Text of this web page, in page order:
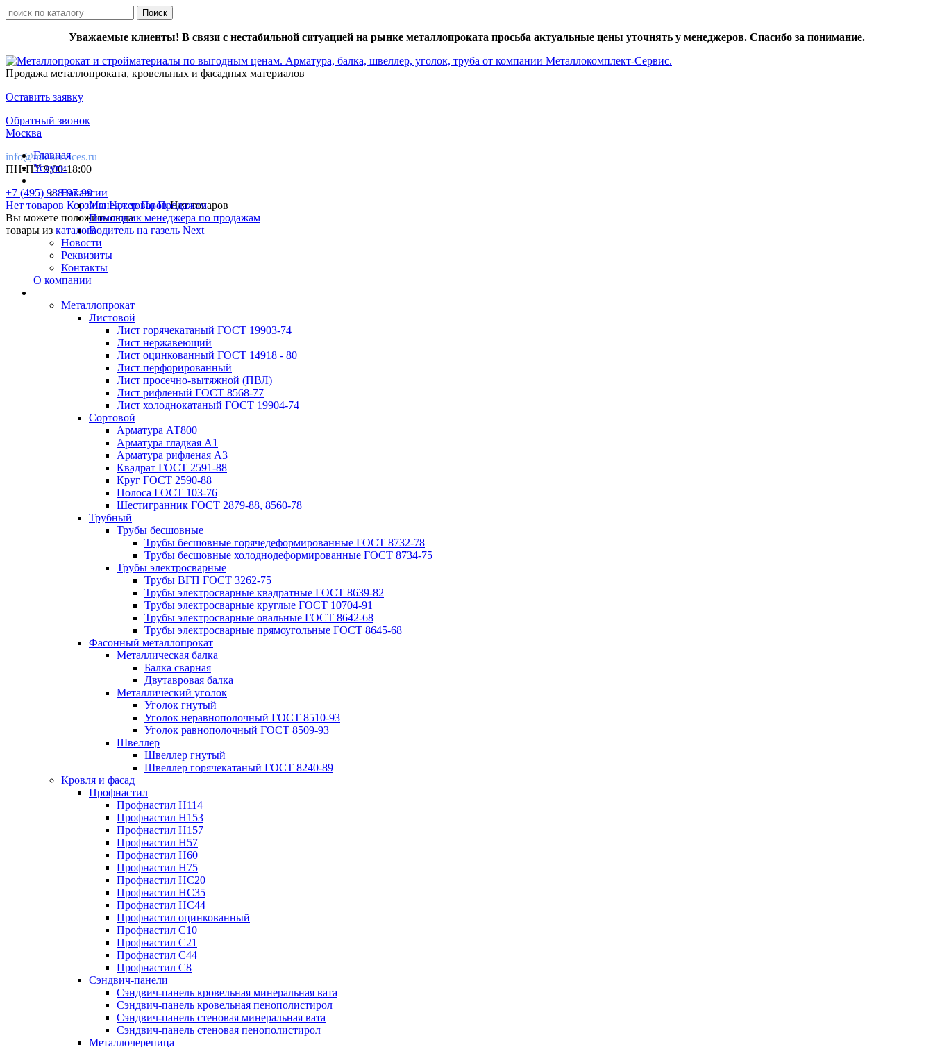
Уважаемые клиенты! В связи с нестабильной ситуацией на рынке металлопроката просьба актуальные цены уточнять у менеджеров. Спасибо за понимание.
Продажа металлопроката, кровельных и фасадных материалов
Оставить заявку
Обратный звонок
Москва
info@mk-services.ru
ПН-ПТ 9:00-18:00
+7 (495) 988-97-99
Нет товаров КорзинаНет товаровНет товаров
Вы можете положить сюда
товары из каталога
Главная
Услуги
Вакансии
Менеджер По Продажам
Помощник менеджера по продажам
Водитель на газель Next
Новости
Реквизиты
Контакты
О компании
Металлопрокат
Листовой
Лист горячекатаный ГОСТ 19903-74
Лист нержавеющий
Лист оцинкованный ГОСТ 14918 - 80
Лист перфорированный
Лист просечно-вытяжной (ПВЛ)
Лист рифленый ГОСТ 8568-77
Лист холоднокатаный ГОСТ 19904-74
Сортовой
Арматура АТ800
Арматура гладкая А1
Арматура рифленая А3
Квадрат ГОСТ 2591-88
Круг ГОСТ 2590-88
Полоса ГОСТ 103-76
Шестигранник ГОСТ 2879-88, 8560-78
Трубный
Трубы бесшовные
Трубы бесшовные горячедеформированные ГОСТ 8732-78
Трубы бесшовные холоднодеформированные ГОСТ 8734-75
Трубы электросварные
Трубы ВГП ГОСТ 3262-75
Трубы электросварные квадратные ГОСТ 8639-82
Трубы электросварные круглые ГОСТ 10704-91
Трубы электросварные овальные ГОСТ 8642-68
Трубы электросварные прямоугольные ГОСТ 8645-68
Фасонный металлопрокат
Металлическая балка
Балка сварная
Двутавровая балка
Металлический уголок
Уголок гнутый
Уголок неравнополочный ГОСТ 8510-93
Уголок равнополочный ГОСТ 8509-93
Швеллер
Швеллер гнутый
Швеллер горячекатаный ГОСТ 8240-89
Кровля и фасад
Профнастил
Профнастил Н114
Профнастил Н153
Профнастил Н157
Профнастил Н57
Профнастил Н60
Профнастил Н75
Профнастил НС20
Профнастил НС35
Профнастил НС44
Профнастил оцинкованный
Профнастил С10
Профнастил С21
Профнастил С44
Профнастил С8
Сэндвич-панели
Сэндвич-панель кровельная минеральная вата
Сэндвич-панель кровельная пенополистирол
Сэндвич-панель стеновая минеральная вата
Сэндвич-панель стеновая пенополистирол
Металлочерепица